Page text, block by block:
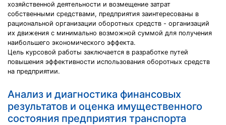
хозяйственной деятельности и возмещение затрат
собственными средствами, предприятия заинтересованы в
рациональной организации оборотных средств - организаций
их движения с минимально возможной суммой для получения
наибольшего экономического эффекта.
Цель курсовой работы заключается в разработке путей
повышения эффективности использования оборотных средств
на предприятии.
Анализ и диагностика финансовых
результатов и оценка имущественного
состояния предприятия транспорта